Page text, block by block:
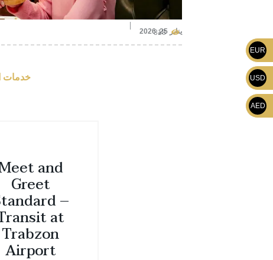
يناير 25, 2026 318
خدمات
and
Greet
–
at
Trabzon
Airport
EUR
USD
AED